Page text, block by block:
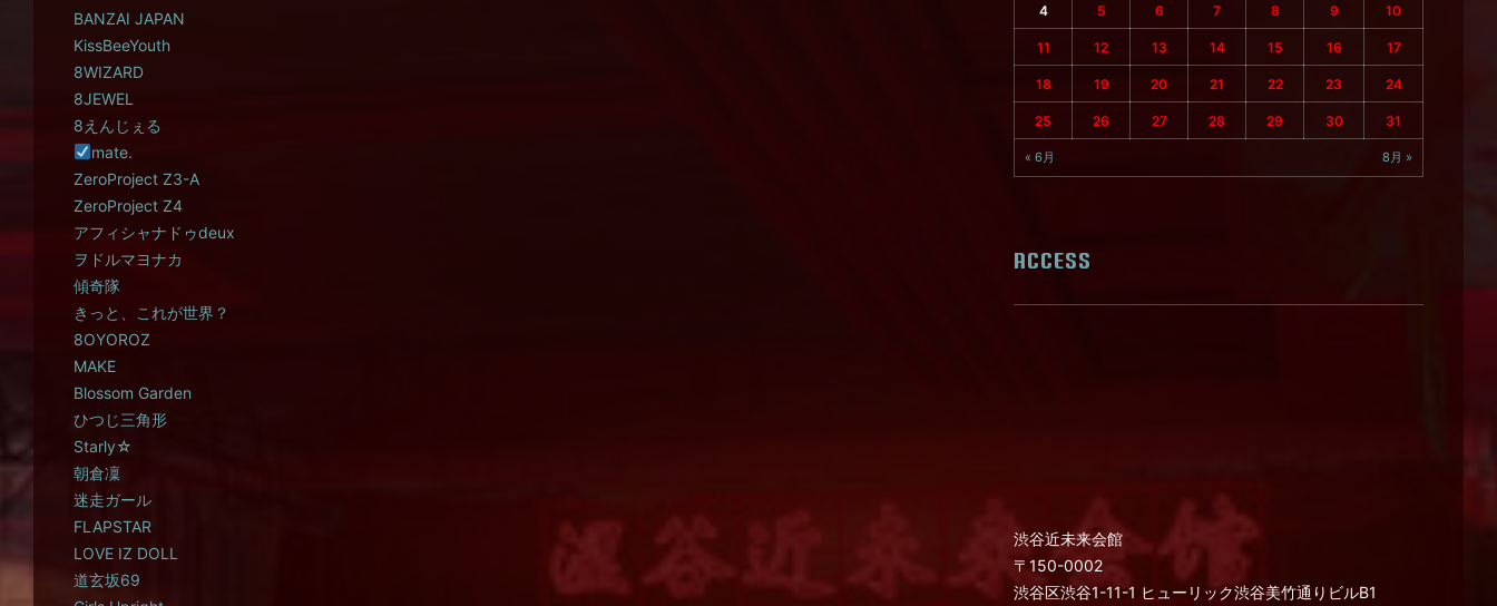
BANZAI JAPAN
KissBeeYouth
8WIZARD
8JEWEL
8えんじぇる
mate.
ZeroProject Z3-A
ZeroProject Z4
アフィシャナドゥdeux
ヲドルマヨナカ
傾奇隊
きっと、これが世界？
8OYOROZ
MAKE
Blossom Garden
ひつじ三角形
Starly☆
朝倉凜
迷走ガール
FLAPSTAR
LOVE IZ DOLL
道玄坂69
4 5 6 7 8 9 10
11 12 13 14 15 16 17
18 19 20 21 22 23 24
25 26 27 28 29 30 31
« 6月 8月 »
ACCESS
渋谷近未来会館
〒150-0002
渋谷区渋谷1-11-1 ヒューリック渋谷美竹通りビルB1